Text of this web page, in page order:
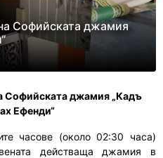
Софийската джамия
Софийската джамия „Кадъ
Ефенди“
часове (около 02:30 часа)
действаща джамия в